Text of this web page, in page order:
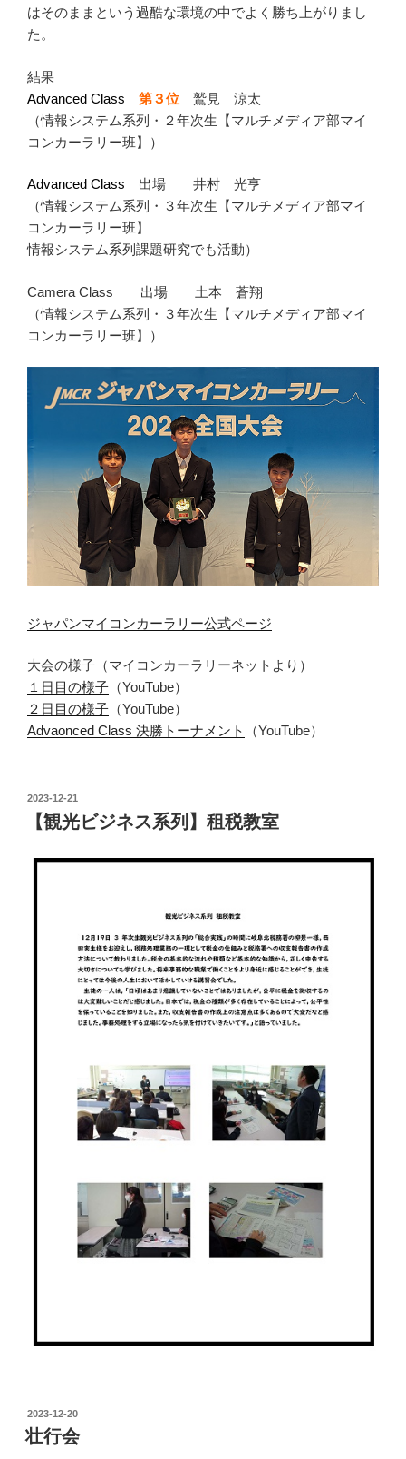
はそのままという過酷な環境の中でよく勝ち上がりまし
た。
結果
Advanced Class
第３位 鷲見 涼太
（情報システム系列・２年次生【マルチメディア部マイ
コンカーラリー班】）
Advanced Class 出場 井村 光亨
（情報システム系列・３年次生【マルチメディア部マイ
コンカーラリー班】
情報システム系列課題研究でも活動）
Camera Class 出場 土本 蒼翔
（情報システム系列・３年次生【マルチメディア部マイ
コンカーラリー班】）
ジャパンマイコンカーラリー公式ページ
大会の様子（マイコンカーラリーネットより）
１日目の様子 （YouTube）
２日目の様子 （YouTube）
Advaonced Class 決勝トーナメント
（YouTube）
投
日:
2023-12-21
【観光ビジネス系列】租税教室
投
稿
日:
2023-12-20
壮行会